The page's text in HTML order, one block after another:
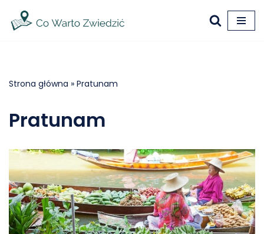
Przejdź
Strona główna » Pratunam
Pratunam